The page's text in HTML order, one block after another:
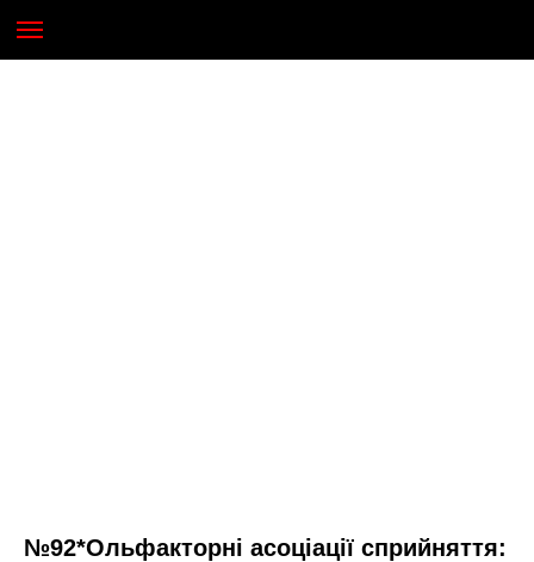
№92*Ольфакторні асоціації сприйняття: